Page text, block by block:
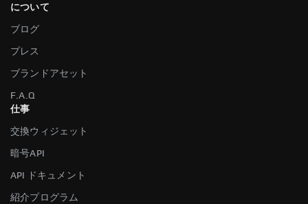
について
ブログ
プレス
ブランドアセット
F.A.Q
仕事
交換ウィジェット
暗号API
API ドキュメント
紹介プログラム